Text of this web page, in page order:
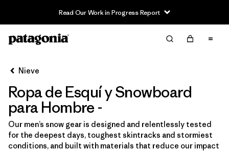
Read Our Work in Progress Report
Filter & Sort Limpiar Todos
Ordenar Por
Filtrar por
Category
Filtrar por
Price
Nieve
Ropa de Esquí y Snowboard
para Hombre -
Our men’s snow gear is designed and relentlessly tested
for the deepest days, toughest skintracks and stormiest
conditions, and built with materials that reduce our impact